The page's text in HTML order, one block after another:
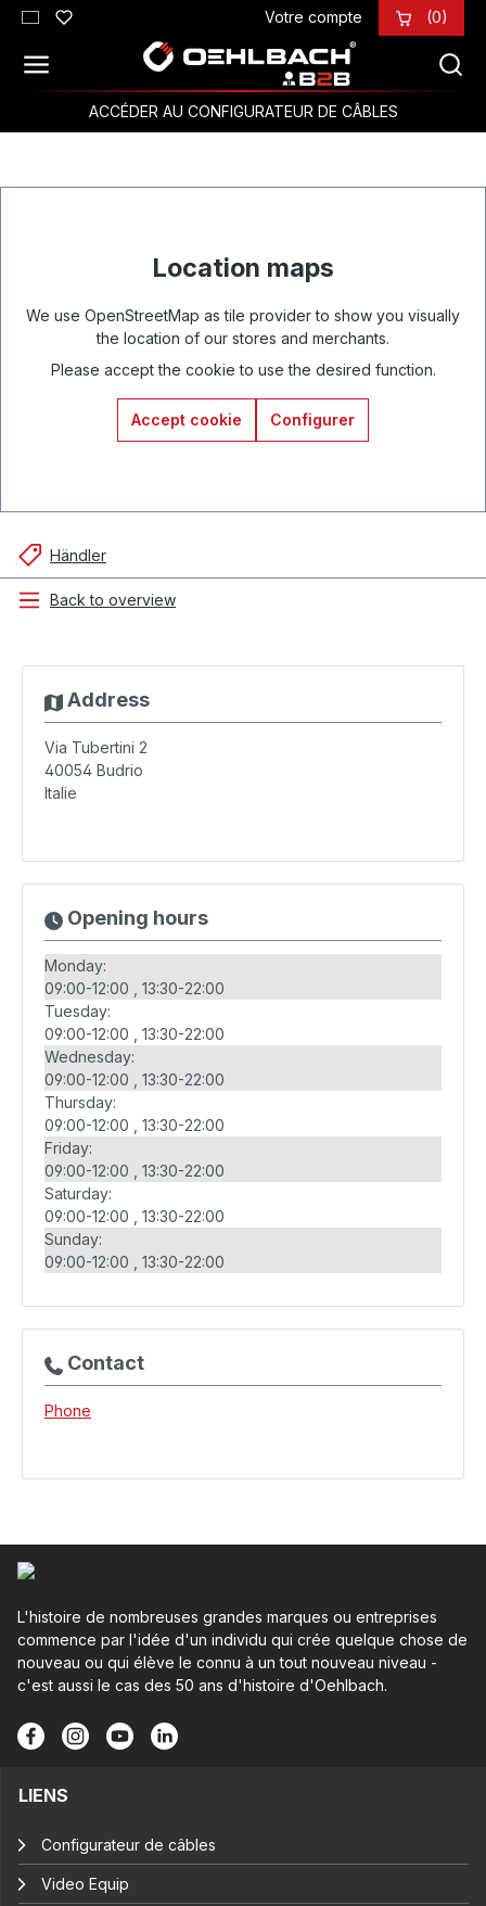
Passer au contenu principal Votre compte (0)
ACCÉDER AU CONFIGURATEUR DE CÂBLES
Location maps
We use OpenStreetMap as tile provider to show you visually
the location of our stores and merchants.
Please accept the cookie to use the desired function.
Accept cookie Configurer
Händler
Back to overview
Address
Via Tubertini 2
40054 Budrio
Italie
Opening hours
Monday:
09:00-12:00
13:30-22:00
Tuesday:
09:00-12:00
13:30-22:00
Wednesday:
09:00-12:00
13:30-22:00
Thursday:
09:00-12:00
13:30-22:00
Friday:
09:00-12:00
13:30-22:00
Saturday:
09:00-12:00
13:30-22:00
Sunday:
09:00-12:00
13:30-22:00
Contact
Phone
L'histoire de nombreuses grandes marques ou entreprises
commence par l'idée d'un individu qui crée quelque chose de
nouveau ou qui élève le connu à un tout nouveau niveau -
c'est aussi le cas des 50 ans d'histoire d'Oehlbach.
LIENS
Configurateur de câbles
Video Equip